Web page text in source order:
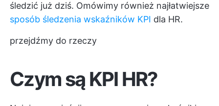
śledzić już dziś. Omówimy również najłatwiejsze
sposób śledzenia wskaźników KPI dla HR.
przejdźmy do rzeczy
Czym są KPI HR?